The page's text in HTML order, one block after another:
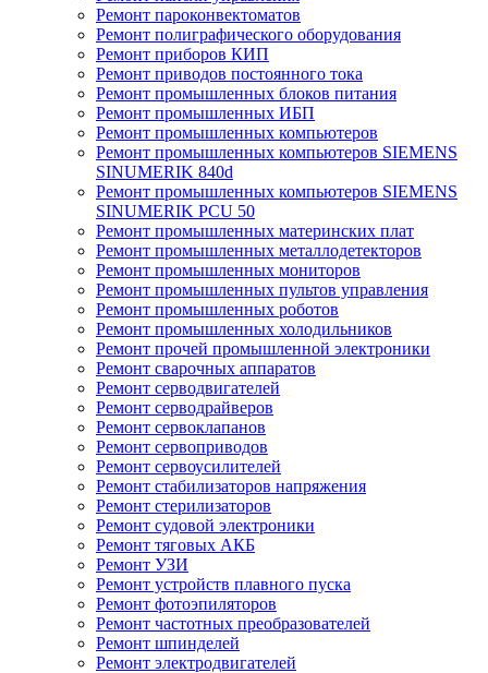
Ремонт пароконвектоматов
Ремонт полиграфического оборудования
Ремонт приборов КИП
Ремонт приводов постоянного тока
Ремонт промышленных блоков питания
Ремонт промышленных ИБП
Ремонт промышленных компьютеров
Ремонт промышленных компьютеров SIEMENS
SINUMERIK 840d
Ремонт промышленных компьютеров SIEMENS
SINUMERIK PCU 50
Ремонт промышленных материнских плат
Ремонт промышленных металлодетекторов
Ремонт промышленных мониторов
Ремонт промышленных пультов управления
Ремонт промышленных роботов
Ремонт промышленных холодильников
Ремонт прочей промышленной электроники
Ремонт сварочных аппаратов
Ремонт серводвигателей
Ремонт серводрайверов
Ремонт сервоклапанов
Ремонт сервоприводов
Ремонт сервоусилителей
Ремонт стабилизаторов напряжения
Ремонт стерилизаторов
Ремонт судовой электроники
Ремонт тяговых АКБ
Ремонт УЗИ
Ремонт устройств плавного пуска
Ремонт фотоэпиляторов
Ремонт частотных преобразователей
Ремонт шпинделей
Ремонт электродвигателей